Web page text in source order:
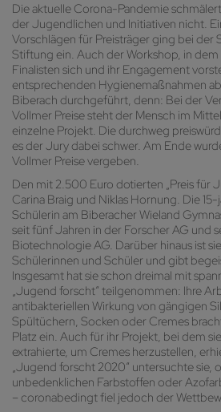
Die aktuelle Corona-Pandemie
der Jugendlichen und Initiativen nicht.
Vorschlägen für Preisträger ging bei der
Stiftung ein. Auch der Workshop, in
Finalisten sich und ihr Engagement
entsprechenden Hygienemaßnahmen
Biberach durchgeführt, denn: Bei der
Vollmer Preise steht der Mensch im
einzelne Projekt. Die durchweg
es der Jury dabei schwer. Am Ende
Vollmer Preise vergeben.
Den mit 2.500 Euro dotierten „Preis für
Carina Braig und Niklas Hornung. Die
Schülerin am Biberacher Wieland
seit fünf Jahren in der Forscher AG und
Biotechnologie AG. Darüber hinaus ist
Schülerinnen und Schüler und gibt
Insgesamt hat sie schon dreimal mit
„Jugend forscht“ teilgenommen: Ihre
antibakteriellen Wirkung von gängigen
Spültüchern, Socken oder Cremes
Platz ein. Auch für ihr Projekt, bei dem
extrahierte, um Cremes herzustellen,
„Jugend forscht 2020“ untersuchte sie,
unbedenklichen Farbstoffen oder
– coronabedingt fiel jedoch der